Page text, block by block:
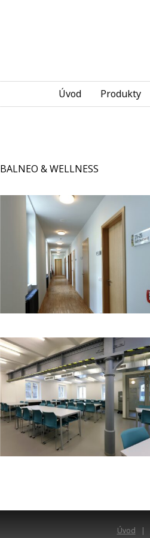
Úvod Produkty
BALNEO & WELLNESS
Úvod